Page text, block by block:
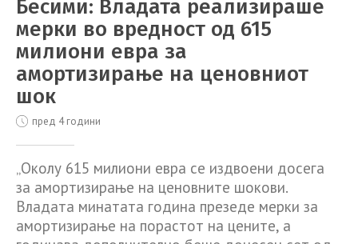
Бесими: Владата реализираше
мерки во вредност од 615
милиони евра за
амортизирање на ценовниот
шок
пред 4 години
„Околу 615 милиони евра се издвоени досега
за амортизирање на ценовните шокови.
Владата минатата година презеде мерки за
амортизирање на порастот на цените, а